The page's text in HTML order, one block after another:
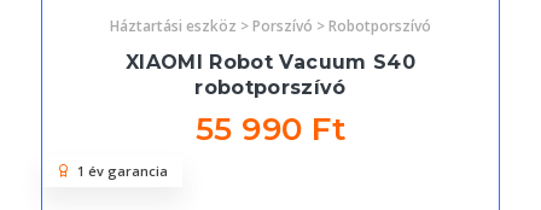
Háztartási eszköz > Porszívó > Robotporszívó
XIAOMI Robot Vacuum S40
robotporszívó
55 990 Ft
1 év garancia